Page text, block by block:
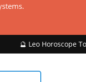
Horoscope Today